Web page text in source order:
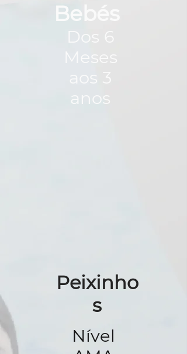
Dos 6
Meses
aos 3
anos
Bebés
Nível
Peixinho
s